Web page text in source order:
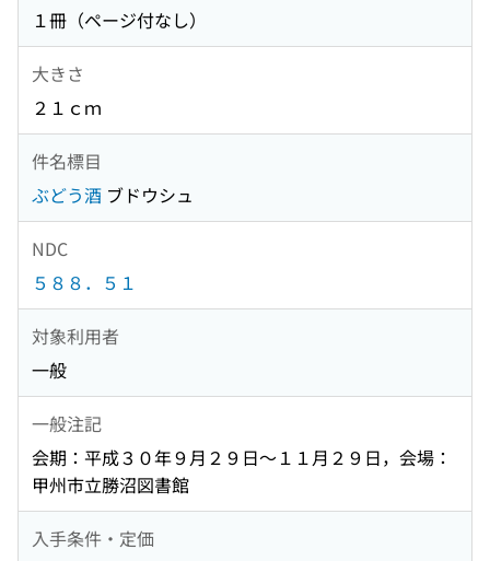
１冊（ページ付なし）
大きさ
２１ｃｍ
件名標目
ぶどう酒 ブドウシュ
NDC
５８８．５１
対象利用者
一般
一般注記
会期：平成３０年９月２９日〜１１月２９日，会場：
甲州市立勝沼図書館
入手条件・定価